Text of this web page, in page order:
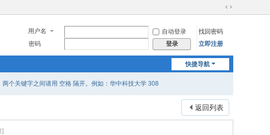
切
用户名 自动登录
找回密码
密码
登录 立即注册
快捷导航
个关键字之间请用 空格 隔开。例如：华中科技大学 308
返回列表
]